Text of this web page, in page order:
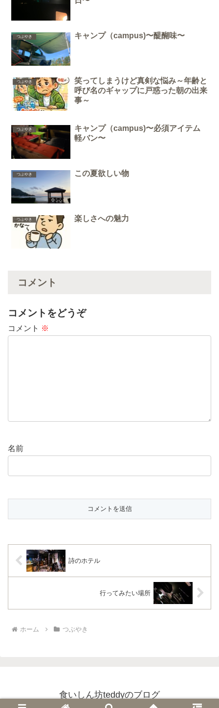
つぶやき キャンプ（campus)〜醍醐味〜
つぶやき
笑ってしまうけど真剣な悩み～年齢と
呼び名のギャップに戸惑った朝の出来
事～
つぶやき
キャンプ（campus)〜必須アイテム
軽バン〜
つぶやき この夏欲しい物
つぶやき 楽しさへの魅力
コメント
コメントをどうぞ
コメント ※
名前
詩のホテル
行ってみたい場所
ホーム つぶやき
食いしん坊teddyのブログ